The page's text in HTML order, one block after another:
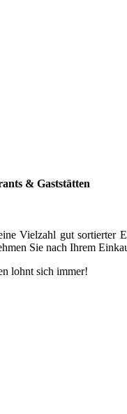
& Gaststätten
Vielzahl gut
Sie nach Ihrem
lohnt sich immer!